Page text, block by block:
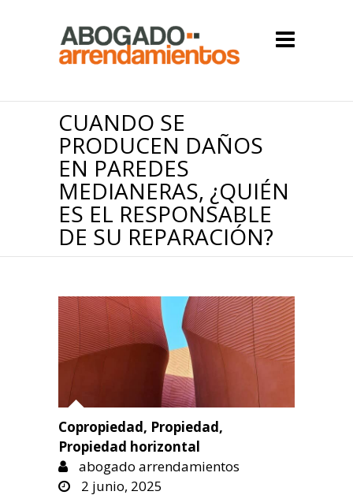
CUANDO SE
PRODUCEN DAÑOS
EN PAREDES
MEDIANERAS, ¿QUIÉN
ES EL RESPONSABLE
DE SU REPARACIÓN?
Copropiedad, Propiedad,
Propiedad horizontal
abogado arrendamientos
2 junio, 2025